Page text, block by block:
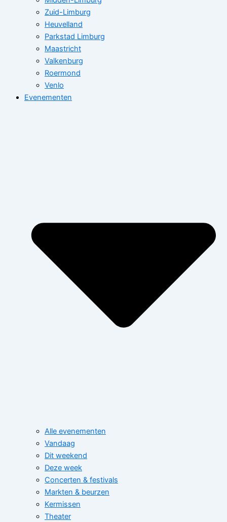
Zuid-Limburg
Heuvelland
Parkstad Limburg
Maastricht
Valkenburg
Roermond
Venlo
Evenementen
Alle evenementen
Vandaag
Dit weekend
Deze week
Concerten & festivals
Markten & beurzen
Kermissen
Theater